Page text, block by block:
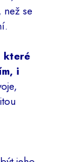
se
které
i